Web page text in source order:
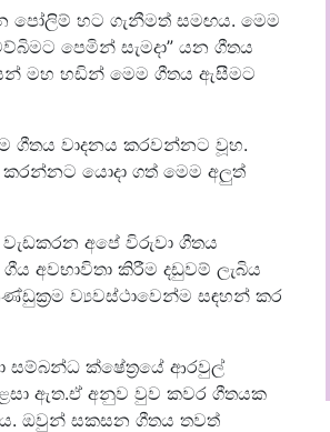
පෝලිම් හට ගැනීමත් සමඟය. මෙම
පෙමින් සැමදා”‍ යන ගීතය
මහ හඩින් මෙම ගීතය ඇසීමට
ගීතය වාදනය කරවන්නට වූහ.
යොදා ගත් මෙම අලුත්
අපේ විරුවා ගීතය
අවභාවිතා කිරීම දඩුවම් ලැබිය
ව්‍යවස්ථාවෙන්ම සඳහන් කර
සම්බන්ධ ක්ෂේත්‍රයේ ආරවුල්
ඇත.ඒ අනුව වුව කවර ගීතයක
ය. ඔවුන් සකසන ගීතය තවත්